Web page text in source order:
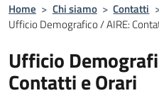
Home > Chi siamo > Contatti
Ufficio Demografico / AIRE:
Ufficio
Contatti e Orari